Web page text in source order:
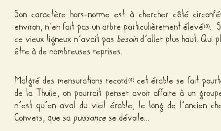
Son caractère hors-norme est à chercher côté
environ, n’en fait pas un arbre particulièrement élevé(3).
ce vieux ligneux n’avait pas besoind’aller plus haut. Qui
être à de nombreuses reprises.
Malgré des mensurations record(4) cet érable se fait
de la Thuile, on pourrait penser avoir affaire à un
n’est qu’en aval du vieil érable, le long de l’ancien
Convers, que sa puissancese dévoile…